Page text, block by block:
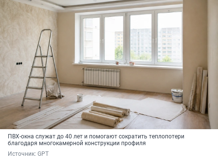
ПВХ-окна служат до 40 лет и помогают сократить теплопотери
благодаря многокамерной конструкции профиля
Источник: GPT